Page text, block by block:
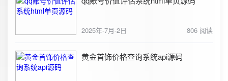
2025年-7月-2日 806 阅读
黄金首饰价格查询系统api源码